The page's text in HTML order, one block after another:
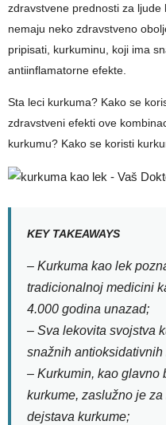
zdravstvene prednosti za
nemaju neko zdravstveno
pripisati, kurkuminu, koji ima
antiinflamatorne efekte.
Sta leci kurkuma? Kako se
zdravstveni efekti ove
kurkumu? Kako se koristi
KEY TAKEAWAYS
– Kurkuma kao lek
tradicionalnoj medicini
4.000 godina unazad;
– Sva lekovita svojstva
snažnih
– Kurkumin, kao glavno
kurkume, zaslužno je
dejstava kurkume;